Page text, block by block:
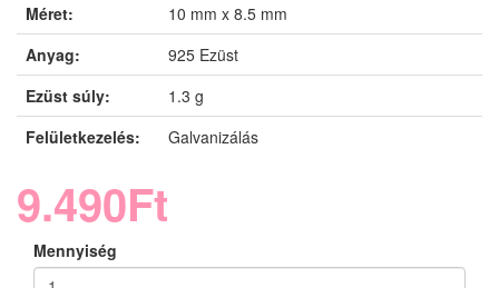
Méret:
10 mm x 8.5 mm
Anyag:
925 Ezüst
Ezüst súly:
1.3 g
Felületkezelés:
Galvanizálás
9.490Ft
Mennyiség